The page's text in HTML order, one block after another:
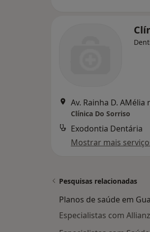
Clínica Do Sorriso
Exodontia Dentária
Mostrar mais
Pesquisas relacionadas
Planos de saúde em
Especialistas com